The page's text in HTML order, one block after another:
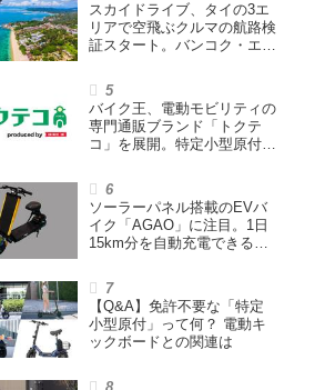
スカイドライブ、タイの3エ
リアで空飛ぶクルマの航路検
証スタート。バンコク・エア
指す
バイク王、電動モビリティの
専門通販ブランド「トクテ
コ」を展開。特定小型原付や
ソーラーパネル搭載のEVバ
イク「AGAO」に注目。1日
15km分を自動充電できる
【Q&A】免許不要な「特定
小型原付」って何？ 電動キ
ックボードとの関連は